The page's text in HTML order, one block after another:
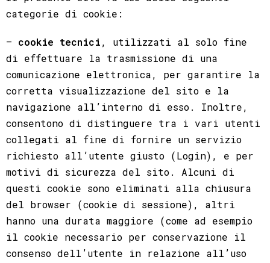
categorie di cookie:
– cookie tecnici, utilizzati al solo fine
di effettuare la trasmissione di una
comunicazione elettronica, per garantire la
corretta visualizzazione del sito e la
navigazione all’interno di esso. Inoltre,
consentono di distinguere tra i vari utenti
collegati al fine di fornire un servizio
richiesto all’utente giusto (Login), e per
motivi di sicurezza del sito. Alcuni di
questi cookie sono eliminati alla chiusura
del browser (cookie di sessione), altri
hanno una durata maggiore (come ad esempio
il cookie necessario per conservazione il
consenso dell’utente in relazione all’uso